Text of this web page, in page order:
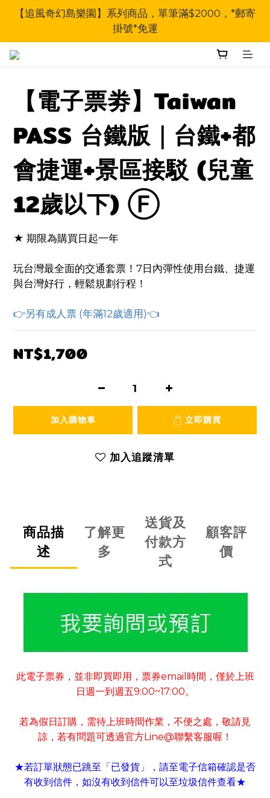
【追風奇幻島樂園】系列商品，單筆滿$2000，*郵寄
掛號*免運
【電子票劵】Taiwan
PASS 台鐵版｜台鐵+都
會捷運+景區接駁 (兒童
12歲以下) Ⓕ
★ 期限為購買日起一年
玩台灣最全面的交通套票！7日內彈性使用台鐵、捷運
與台灣好行，輕鬆規劃行程！
👉另有成人票 (年滿12歲適用)👈
NT$1,700
加入購物車 立即購買
加入追蹤清單
商品描
述
了解更
多
送貨及
付款方
式
顧客評
價
此電子票券 ， 並非即買即用 ， 票券email 時間 ， 僅於上班
日週一到週五9:00~17:00。
若為假日訂購 ， 需待上班時間作業 ， 不便之處 ， 敬請見
諒 ， 若有問題可透過官方Line@聯繫客服喔！
★若訂單狀態已跳至「已發貨」 ， 請至電子信箱確認是否
有收到信件 ， 如沒有收到信件可以至垃圾信件查看★